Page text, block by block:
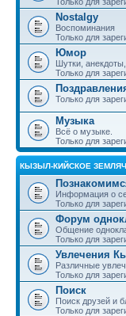
Nostalgy
Воспоминания
Только для
Юмор
Шутки,
Только для
Только для
Музыка
Всё о музыке.
Только для
КЫЗЫЛ-КИЙСКОЕ
Информация о
Только для
Форум
Общение
Только для
Увлечения
Различные
Только для
Поиск
Поиск друзей и
Только для